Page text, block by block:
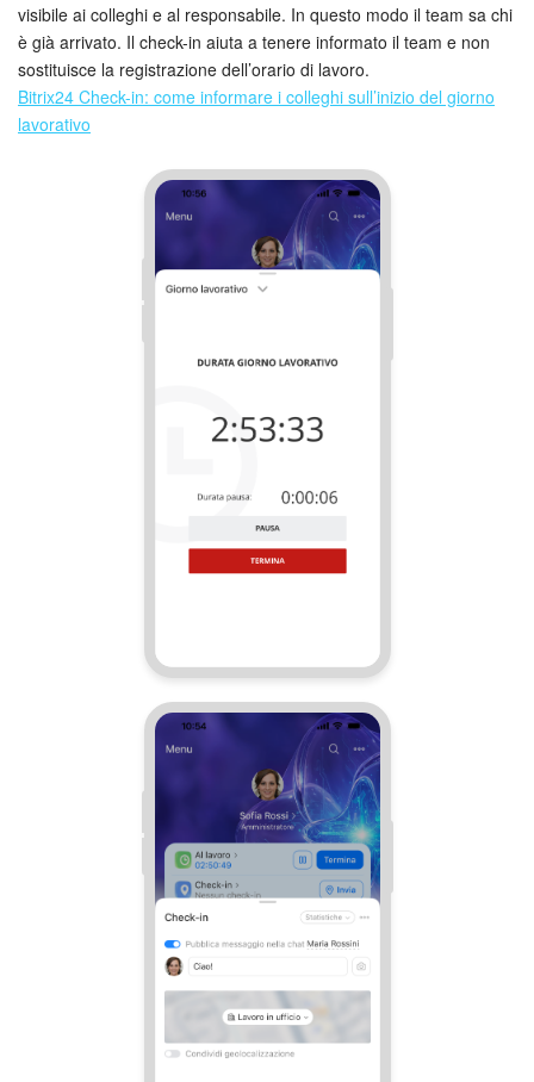
visibile ai colleghi e al responsabile. In questo modo il team sa chi
è già arrivato. Il check-in aiuta a tenere informato il team e non
sostituisce la registrazione dell’orario di lavoro.
Bitrix24 Check-in: come informare i colleghi sull’inizio del giorno
lavorativo